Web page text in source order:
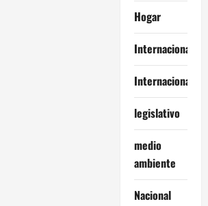
Hogar
Internacional
Internacionales
legislativo
medio
ambiente
Nacional